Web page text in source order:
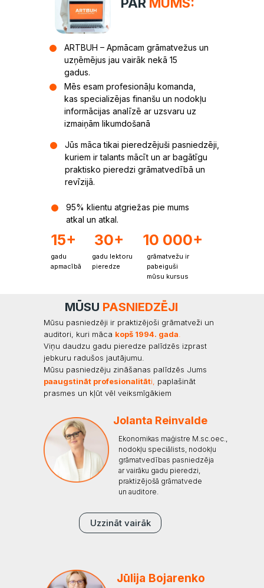
95% klientu atgriežas pie mums
atkal un atkal.
Jūs māca tikai pieredzējuši pasniedzēji,
kuriem ir talants mācīt un ar bagātīgu
praktisko pieredzi grāmatvedībā un
revīzijā.
Mēs esam profesionāļu komanda,
kas specializējas finanšu un nodokļu
informācijas analīzē ar uzsvaru uz
izmaiņām likumdošanā
ARTBUH – Apmācam grāmatvežus un
uzņēmējus jau vairāk nekā 15
gadus.
15+
gadu
apmacībā
30+
gadu lektoru
pieredze
10 000+
grāmatvežu ir
pabeiguši
mūsu kursus
MŪSU PASNIEDZĒJI
Mūsu pasniedzēji ir praktizējoši grāmatveži un
auditori, kuri māca kopš 1994. gada
Viņu daudzu gadu pieredze palīdzēs izprast
jebkuru radušos jautājumu.
Mūsu pasniedzēju zināšanas palīdzēs Jums
paaugstināt profesionalitāti,
paplašināt
prasmes un kļūt vēl veiksmīgākiem
Jūlija Bojarenko
Jolanta Reinvalde
Ekonomikas maģistre M.sc.oec.,
nodokļu speciālists, nodokļu
grāmatvedības pasniedzēja
ar vairāku gadu pieredzi,
praktizējošā grāmatvede
un auditore.
Uzzināt vairāk